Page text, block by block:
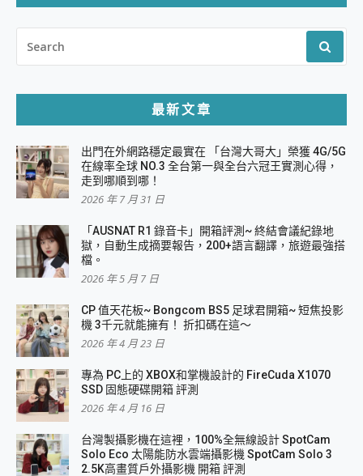
FOR:
最新文章
出門在外網路穩定最實在 「台灣大哥大」榮獲 4G/5G
在線率全球 NO.3 全台第一與全台六冠王實測心得，
走到哪順到哪！
2026 年 7 月 31 日
「AUSNAT R1 錄音卡」開箱評測~ 終結會議紀錄地
獄，自動生成摘要報告，200+語言翻譯，旅遊最強搭
檔。
2026 年 5 月 7 日
CP 值天花板~ Bongcom BS5 足球君開箱~ 短焦投影
機 3千元就能擁有！ 折扣碼在這～
2026 年 4 月 23 日
專為 PC上的 XBOX和掌機設計的 FireCuda X1070
SSD 固態硬碟開箱 評測
2026 年 4 月 16 日
台灣製攝影機在這裡，100%全無線設計 SpotCam
Solo Eco 太陽能防水雲端攝影機 SpotCam Solo 3
2.5K高畫質戶外攝影機 開箱 評測